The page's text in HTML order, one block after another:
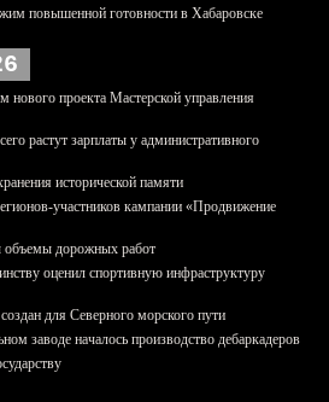
повышенной готовности в Хабаровске
проекта Мастерской управления
растут зарплаты у административного
исторической памяти
участников кампании «Продвижение
объемы дорожных работ
оценил спортивную инфраструктуру
для Северного морского пути
заводе началось производство дебаркадеров